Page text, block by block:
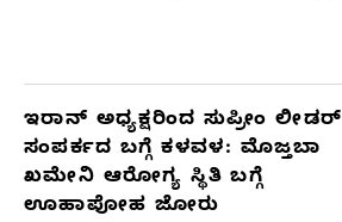
ಇರಾನ್ ಅಧ್ಯಕ್ಷರಿಂದ ಸುಪ್ರೀಂ ಲೀಡರ್
ಸಂಪರ್ಕದ ಬಗ್ಗೆ ಕಳವಳ: ಮೊಜ್ತಬಾ
ಖಮೇನಿ ಆರೋಗ್ಯ ಸ್ಥಿತಿ ಬಗ್ಗೆ
ಊಹಾಪೋಹ ಜೋರು